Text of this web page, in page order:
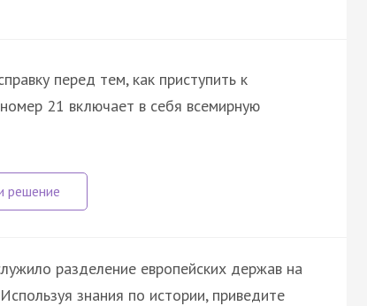
перед тем, как приступить к
21 включает в себя всемирную
разделение европейских держав на
знания по истории, приведите